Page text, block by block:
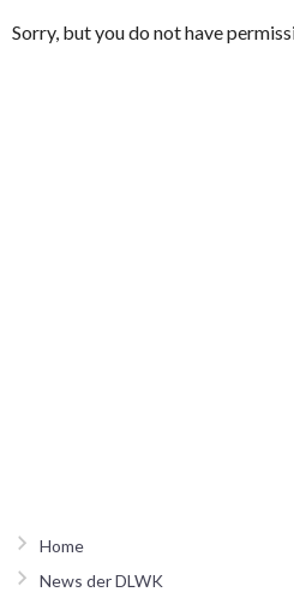
Sorry, but you do not have
Home
News der DLWK